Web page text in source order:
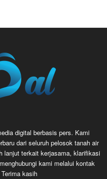
digital berbasis pers. Kami
dari seluruh pelosok tanah air
lanjut terkait kerjasama, klarifikasi
kami melalui kontak
kasih